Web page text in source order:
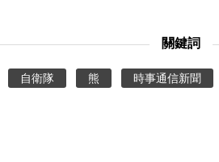
關鍵詞
自衛隊 熊 時事通信新聞